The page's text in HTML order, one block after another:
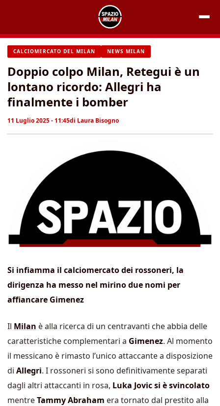
contenuto
CALCIOMERCATO DEL MILAN NEWS MILAN
Doppio colpo Milan, Retegui è un
lontano ricordo: Allegri ha
finalmente i bomber
11 Luglio 2025 - 11:45di Laura Bisogno
Si infiamma il calciomercato dei rossoneri, la
dirigenza ha messo nel mirino due nomi per
affiancare Gimenez
Il Milan è alla ricerca di un centravanti che abbia delle
caratteristiche complementari a Gimenez. Al momento
il messicano è rimasto l’unico attaccante a disposizione
di Allegri. I rossoneri si sono definitivamente separati
dagli altri attaccanti in rosa, Luka Jovicsi è svincolato
mentreTammy Abraham era tornato dal prestito alla